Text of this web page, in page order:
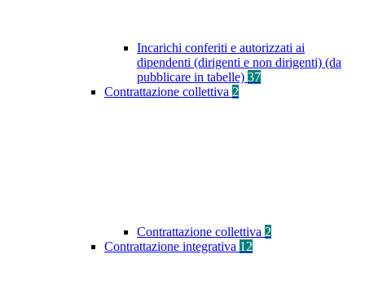
Incarichi conferiti e autorizzati ai
dipendenti (dirigenti e non dirigenti) (da
pubblicare in tabelle) 37
Contrattazione collettiva 2
Contrattazione collettiva 2
Contrattazione integrativa 12